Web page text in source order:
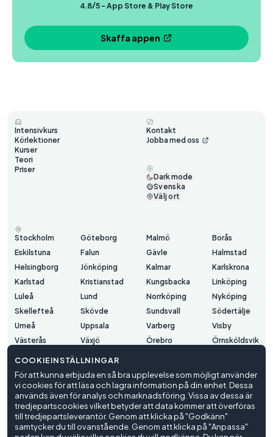
4.8/5 - App Store & Play Store
Skaffa appen
Intensivkurs
Körlektioner
Kurser
Teori
Priser
Kontakt
Jobba med oss
Dark mode
Svenska
Välj ort
Stockholm Göteborg Malmö
Borås
Eskilstuna
Falun Gävle
Halmstad
Helsingborg
Jönköping Kalmar
Karlskrona
Karlstad
Kristianstad Kungsbacka
Linköping
Luleå
Lund Norrköping
Nyköping
Skellefteå
Skövde Sundsvall
Södertälje
Umeå
Uppsala Varberg
Visby
Västerås
Växjö Örebro
Örnsköldsvik
Användarvillkor
Integritetspolicy
Cookieinställningar
COOKIEINSTÄLLNINGAR
För att kunna erbjuda en så bra upplevelse som möjligt använder
vi cookies för att läsa och lagra information på din enhet. Dessa
används även för analys och marknadsföring. Vissa av dessa är
tredjepartscookies vilket betyder att data kommer att överföras
till tredjepartsleverantör. Genom att klicka på "Godkänn"
samtycker du till ovanstående. Genom att klicka på "Anpassa"
© Trafiko2026